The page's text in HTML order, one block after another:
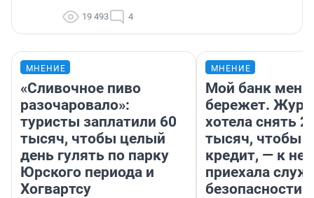
19 493 4
МНЕНИЕ
«Сливочное пиво
разочаровало»:
туристы заплатили 60
тысяч, чтобы целый
день гулять по парку
Юрского периода и
Хогвартсу
МНЕНИЕ
Мой банк меня
бережет.
хотела снять
тысяч, чтобы
кредит, — к
приехала
безопасности